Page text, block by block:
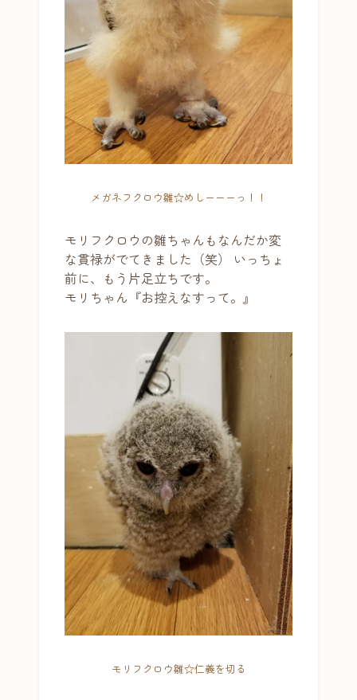
メガネフクロウ雛☆めしーーーっ！！
モリフクロウの雛ちゃんもなんだか変
な貫禄がでてきました（笑） いっちょ
前に、もう片足立ちです。
モリちゃん『お控えなすって。』
モリフクロウ雛☆仁義を切る